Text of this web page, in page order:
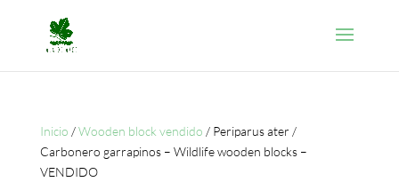
Inicio /Wooden block vendido / Periparus ater /
Carbonero garrapinos – Wildlife wooden blocks –
VENDIDO